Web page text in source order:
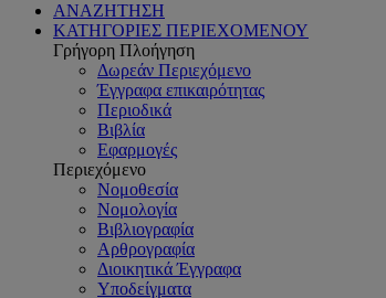
ΑΝΑΖΗΤΗΣΗ
ΚΑΤΗΓΟΡΙΕΣ ΠΕΡΙΕΧΟΜΕΝΟΥ
Γρήγορη Πλοήγηση
Δωρεάν Περιεχόμενο
Έγγραφα επικαιρότητας
Περιοδικά
Βιβλία
Εφαρμογές
Περιεχόμενο
Νομοθεσία
Νομολογία
Βιβλιογραφία
Αρθρογραφία
Διοικητικά Έγγραφα
Υποδείγματα